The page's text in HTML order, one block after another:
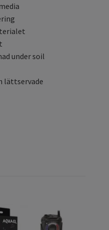
under soil
lättservade